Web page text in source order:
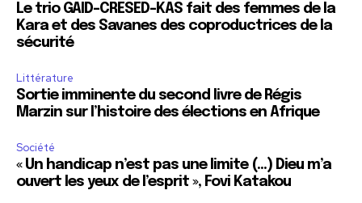
Le trio GAID-CRESED-KAS fait des femmes de la
Kara et des Savanes des coproductrices de la
sécurité
Littérature
Sortie imminente du second livre de Régis
Marzin sur l’histoire des élections en Afrique
Société
« Un handicap n’est pas une limite (…) Dieu m’a
ouvert les yeux de l’esprit », Fovi Katakou